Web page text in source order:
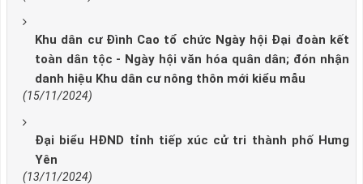
Khu dân cư Đình Cao tổ chức Ngày hội Đại đoàn kết
toàn dân tộc - Ngày hội văn hóa quân dân; đón nhận
danh hiệu Khu dân cư nông thôn mới kiểu mẫu
(15/11/2024)
Đại biểu HĐND tỉnh tiếp xúc cử tri thành phố Hưng
Yên
(13/11/2024)